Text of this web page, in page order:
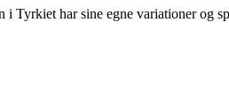
Tyrkiet har sine egne variationer og